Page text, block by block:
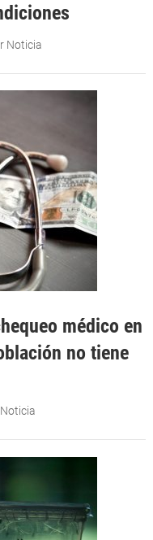
Noticia
médico en
no tiene